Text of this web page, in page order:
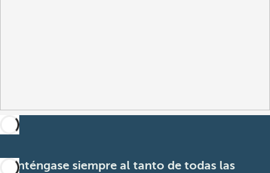
Manténgase siempre al tanto de todas las